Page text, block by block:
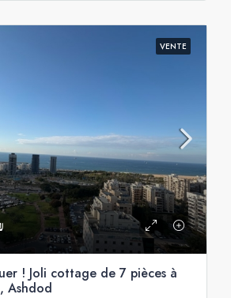
VENTE
! Joli cottage de 7 pièces à
Ashdod